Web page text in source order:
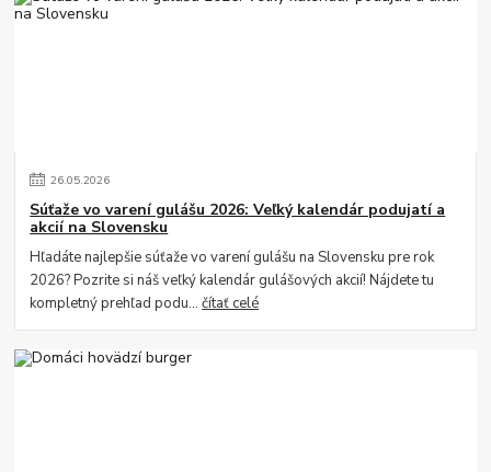
26.05.2026
Súťaže vo varení gulášu 2026: Veľký kalendár podujatí a
akcií na Slovensku
Hľadáte najlepšie súťaže vo varení gulášu na Slovensku pre rok
2026? Pozrite si náš veľký kalendár gulášových akcií! Nájdete tu
kompletný prehľad podu...čítať celé